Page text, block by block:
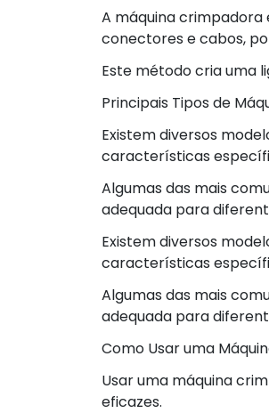
A máquina crimpadora
conectores e cabos,
Este método cria uma
Principais Tipos de
Existem diversos
características
Algumas das mais
adequada para
Existem diversos
características
Algumas das mais
adequada para
Como Usar uma
Usar uma máquina
eficazes.